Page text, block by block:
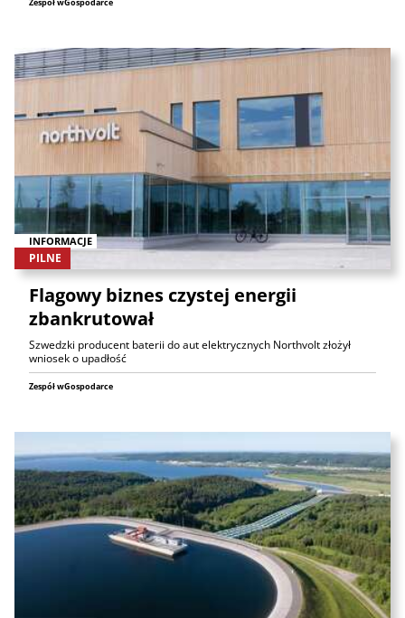
Zespół wGospodarce
INFORMACJE
PILNE
Flagowy biznes czystej energii
zbankrutował
Szwedzki producent baterii do aut elektrycznych Northvolt złożył
wniosek o upadłość
Zespół wGospodarce